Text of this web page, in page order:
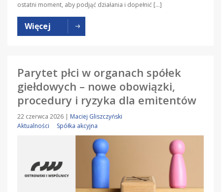
ostatni moment, aby podjąć działania i dopełnić […]
Więcej
Parytet płci w organach spółek
giełdowych – nowe obowiązki,
procedury i ryzyka dla emitentów
22 czerwca 2026 | Maciej Gliszczyński
Aktualności
Spółka akcyjna